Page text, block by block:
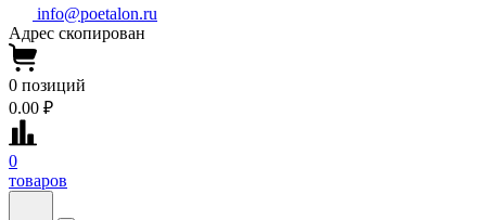
info@poetalon.ru
Адрес скопирован
0 позиций
0.00 ₽
0
товаров